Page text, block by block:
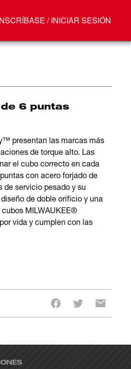
/ INICIAR SESIÓN
6 puntas
presentan las marcas más
de torque alto. Las
el cubo correcto en cada
con acero forjado de
servicio pesado y su
de doble orificio y una
MILWAUKEE®
vida y cumplen con las